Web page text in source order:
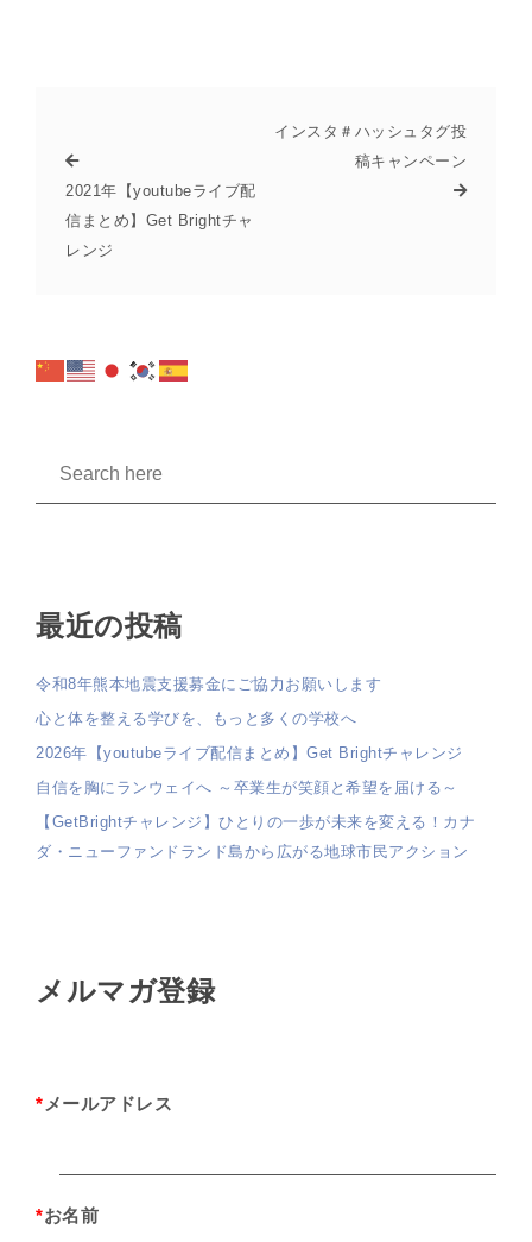
2021年【youtubeライブ配
信まとめ】Get Brightチャ
レンジ
インスタ＃ハッシュタグ投
稿キャンペーン
最近の投稿
令和8年熊本地震支援募金にご協力お願いします
心と体を整える学びを、もっと多くの学校へ
2026年【youtubeライブ配信まとめ】Get Brightチャレンジ
自信を胸にランウェイへ ～卒業生が笑顔と希望を届ける～
【GetBrightチャレンジ】ひとりの一歩が未来を変える！カナ
ダ・ニューファンドランド島から広がる地球市民アクション
メルマガ登録
* メールアドレス
*お名前